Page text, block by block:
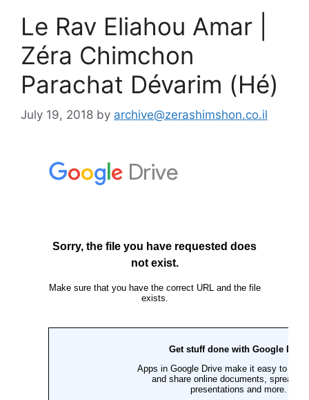
Le Rav Eliahou Amar |
Zéra Chimchon
Parachat Dévarim (Hé)
July 19, 2018 by archive@zerashimshon.co.il